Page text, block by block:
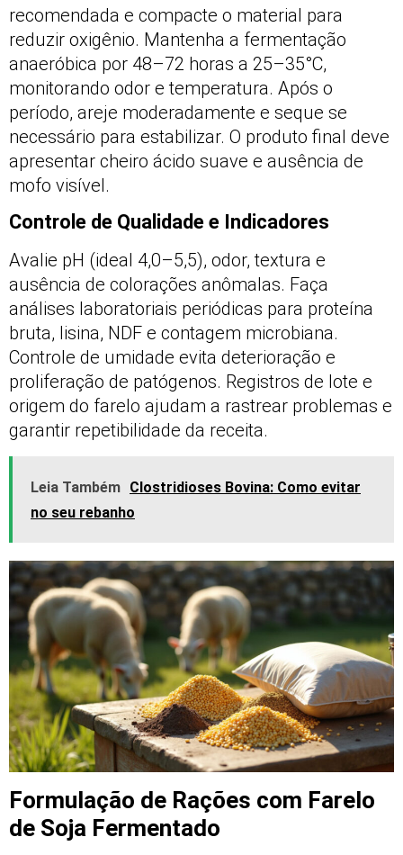
recomendada e compacte o material para
reduzir oxigênio. Mantenha a fermentação
anaeróbica por 48–72 horas a 25–35°C,
monitorando odor e temperatura. Após o
período, areje moderadamente e seque se
necessário para estabilizar. O produto final deve
apresentar cheiro ácido suave e ausência de
mofo visível.
Controle de Qualidade e Indicadores
Avalie pH (ideal 4,0–5,5), odor, textura e
ausência de colorações anômalas. Faça
análises laboratoriais periódicas para proteína
bruta, lisina, NDF e contagem microbiana.
Controle de umidade evita deterioração e
proliferação de patógenos. Registros de lote e
origem do farelo ajudam a rastrear problemas e
garantir repetibilidade da receita.
Leia Também Clostridioses Bovina: Como evitar
no seu rebanho
Formulação de Rações com Farelo
de Soja Fermentado